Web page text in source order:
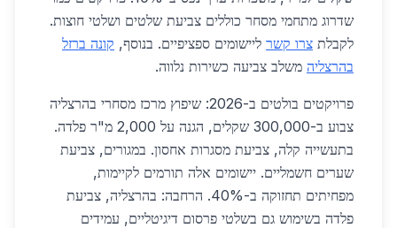
שדרוג מתחמי מסחר כוללים צביעת שלטים ושלטי חוצות.
לקבלת צרו קשר ליישומים ספציפיים. בנוסף, קונה ברזל
בהרצליה משלב צביעה כשירות נלווה.
פרויקטים בולטים ב-2026: שיפוץ מרכז מסחרי בהרצליה
צבוע ב-300,000 שקלים, הגנה על 2,000 מ"ר פלדה.
בתעשייה קלה, צביעת מסגרות אחסון. במגורים, צביעת
שערים חשמליים. יישומים אלה תורמים לקיימות,
מפחיתים תחזוקה ב-40%. הרחבה: בהרצליה, צביעת
פלדה בשימוש גם בשלטי פרסום דיגיטליים, עמידים